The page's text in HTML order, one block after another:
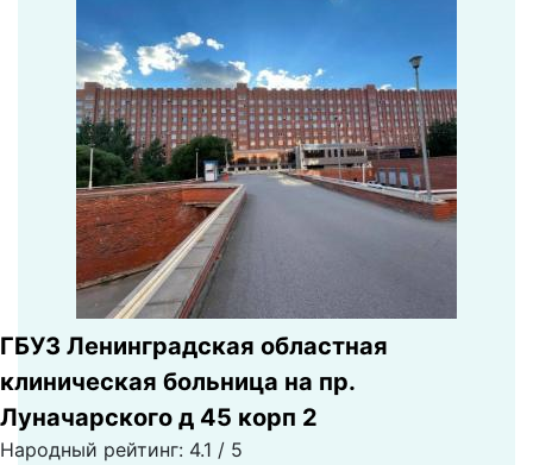
ГБУЗ Ленинградская областная
клиническая больница на пр.
Луначарского д 45 корп 2
Народный рейтинг: 4.1 / 5